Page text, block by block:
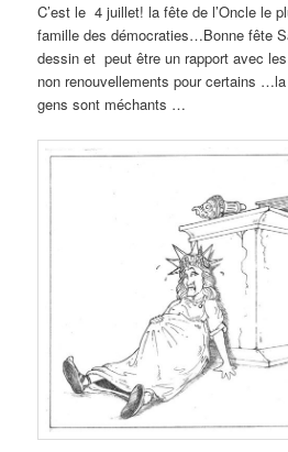
C’est le 4 juillet! la fête de l’Oncle le
famille des démocraties…Bonne fête
dessin et peut être un rapport avec
non renouvellements pour certains
gens sont méchants …